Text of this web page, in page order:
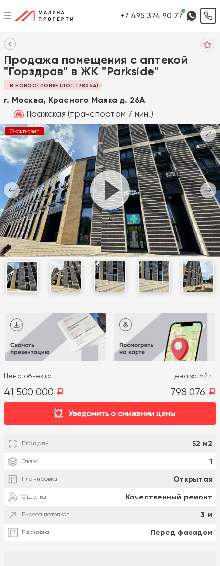
+7 495 374 90 77
Продажа помещения с аптекой
"Горздрав" в ЖК "Parkside"
В НОВОСТРОЙКЕ (ЛОТ 178064)
г. Москва, Красного Маяка д. 26А
Пражская (транспортом 7 мин.)
Эксклюзив
Цена объекта :
41 500 000 a
Цена за м2 :
798 076 a
Уведомить о снижении цены
Площадь 52 м2
Этаж 1
Планировка Открытая
Отделка Качественный ремонт
Высота потолков 3 м
Парковка Перед фасадом